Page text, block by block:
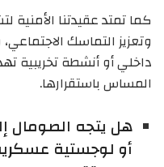
كما تمتد عقيدتنا
وتعزيز التماسك
داخلي أو أنشطة تخريبية
المساس باستقرارها.
هل يتجه الصومال
أو لوجستية